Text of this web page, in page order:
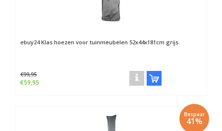
ebuy24Klas hoezen voor tuinmeubelen 52x44x181cm grijs.
€99,95
€59,95
Bespaar
41%